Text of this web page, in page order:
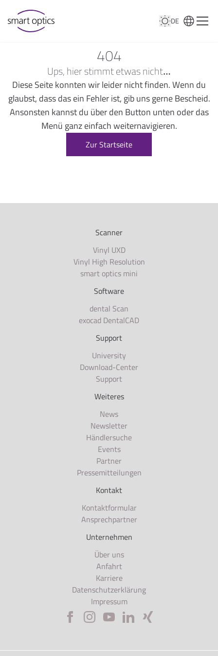
DE
404
Ups, hier stimmt etwas nicht…
Diese Seite konnten wir leider nicht finden. Wenn du
glaubst, dass das ein Fehler ist, gib uns gerne Bescheid.
Ansonsten kannst du über den Button unten oder das
Menü ganz einfach weiternavigieren.
Zur Startseite
Scanner
Vinyl UXD
Vinyl High Resolution
smart optics mini
Software
dental Scan
exocad DentalCAD
Support
University
Download-Center
Support
Weiteres
News
Newsletter
Händlersuche
Events
Partner
Pressemitteilungen
Kontakt
Kontaktformular
Ansprechpartner
Unternehmen
Über uns
Anfahrt
Karriere
Datenschutzerklärung
Impressum